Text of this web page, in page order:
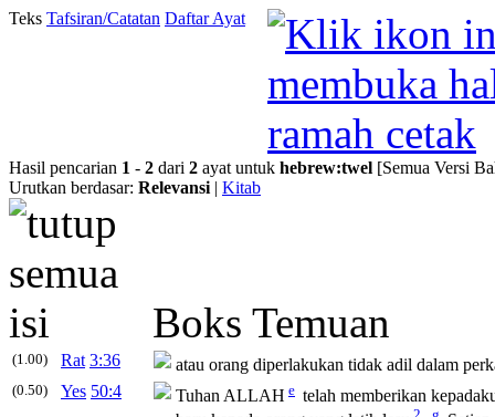
Teks Tafsiran/Catatan Daftar Ayat
Hasil pencarian 1 - 2 dari 2 ayat untuk hebrew:twel [Semua Versi
Urutkan berdasar: Relevansi | Kitab
Boks Temuan
(1.00) Rat 3:36 atau orang diperlakukan tidak adil dalam
(0.50) Yes 50:4 Tuhan ALLAH e telah memberikan